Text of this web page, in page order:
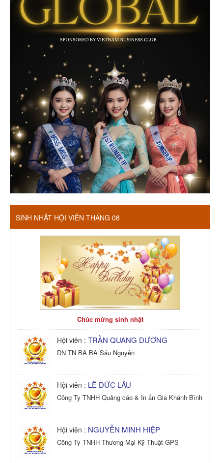
SINH NHẬT HỘI VIÊN THÁNG 08
Chúc mừng sinh nhật
Hội viên : TRẦN QUANG DƯƠNG
DN TN BA BA Sáu Nguyên
Hội viên : LÊ ĐỨC LÂU
Công Ty TNHH Quảng cáo & In ấn Gia Khánh Bình
Hội viên : NGUYỄN MINH HIỆP
Công Ty TNHH Thương Mại Kỹ Thuật GPS